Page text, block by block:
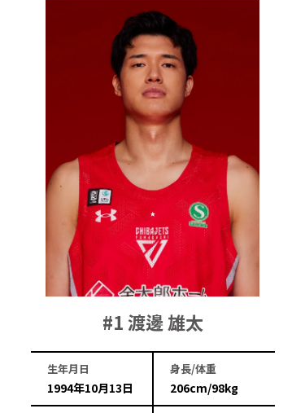
#1 渡邊 雄太
生年月日
1994年10月13日
身長/体重
206cm/98kg